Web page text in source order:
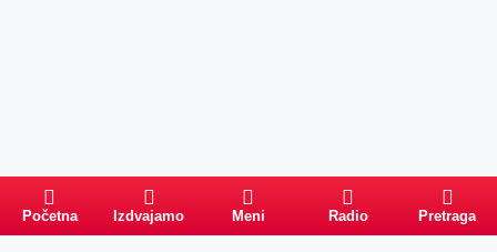
Početna Izdvajamo Meni Radio Pretraga